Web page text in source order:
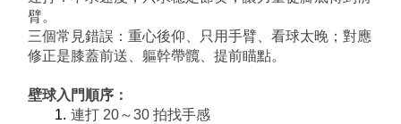
臂。
三個常見錯誤：重心後仰、只用手臂、看球太晚；對應
修正是膝蓋前送、軀幹帶髖、提前瞄點。
壁球入門順序：
連打 20～30 拍找手感